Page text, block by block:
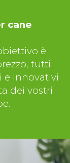
cane
è
tutti
e innovativi
dei vostri